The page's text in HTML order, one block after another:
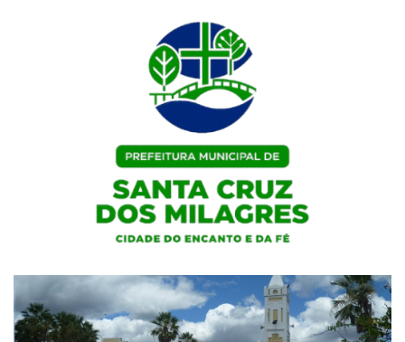
Prefeitura de Santa Cruz dos
Milagres / PI